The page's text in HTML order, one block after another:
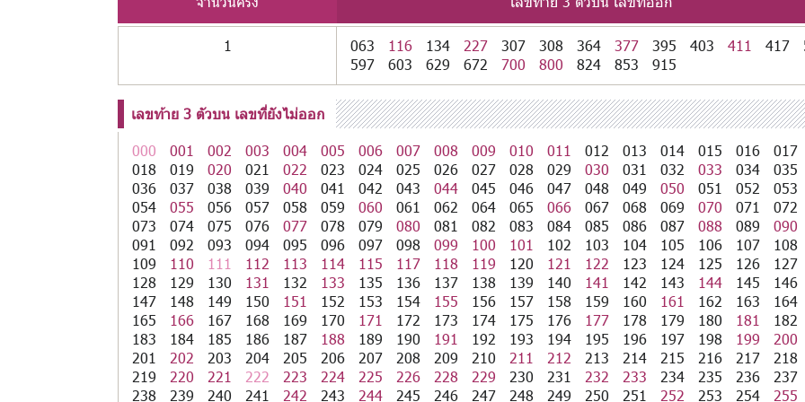
1 063 116 134 227 307 308 364 377 395 403 411 417
597
603 629 672 700 800 824 853 915
เลขท้าย 3 ตัวบน เลขที่ยังไม่ออก
000
001 002 003 004 005 006 007 008 009 010 011 012 013 014 015 016
017
018
019 020 021 022 023 024 025 026 027 028 029 030 031 032 033 034
035
036
037 038 039 040 041 042 043 044 045 046 047 048 049 050 051 052
053
054
055 056 057 058 059 060 061 062 064 065 066 067 068 069 070 071
072
073
074 075 076 077 078 079 080 081 082 083 084 085 086 087 088 089
090
091
092 093 094 095 096 097 098 099 100 101 102 103 104 105 106 107
108
109
110 111 112 113 114 115 117 118 119 120 121 122 123 124 125 126
127
128
129 130 131 132 133 135 136 137 138 139 140 141 142 143 144 145
146
147
148 149 150 151 152 153 154 155 156 157 158 159 160 161 162 163
164
165
166 167 168 169 170 171 172 173 174 175 176 177 178 179 180 181
182
183
184 185 186 187 188 189 190 191 192 193 194 195 196 197 198 199
200
201
202 203 204 205 206 207 208 209 210 211 212 213 214 215 216 217
218
219
220 221 222 223 224 225 226 228 229 230 231 232 233 234 235 236
237
238
239 240 241 242 243 244 245 246 247 248 249 250 251 252 253 254 255